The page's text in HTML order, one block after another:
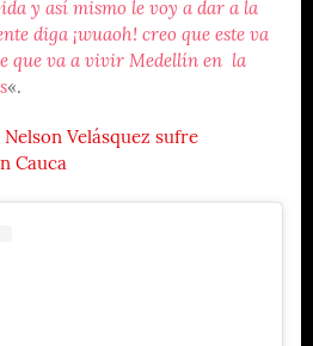
y así mismo le voy a dar a la
diga ¡wuaoh! creo que este va
que va a vivir Medellín en la
«.
Nelson Velásquez sufre
Cauca